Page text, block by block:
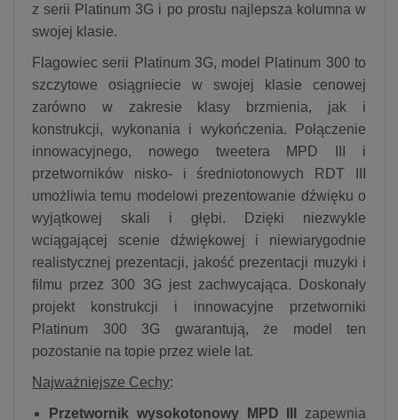
z serii Platinum 3G i po prostu najlepsza kolumna w
swojej klasie.
Flagowiec serii Platinum 3G, model Platinum 300 to
szczytowe osiągniecie w swojej klasie cenowej
zarówno w zakresie klasy brzmienia, jak i
konstrukcji, wykonania i wykończenia. Połączenie
innowacyjnego, nowego tweetera MPD III i
przetworników nisko- i średniotonowych RDT III
umożliwia temu modelowi prezentowanie dźwięku o
wyjątkowej skali i głębi. Dzięki niezwykle
wciągającej scenie dźwiękowej i niewiarygodnie
realistycznej prezentacji, jakość prezentacji muzyki i
filmu przez 300 3G jest zachwycająca. Doskonały
projekt konstrukcji i innowacyjne przetworniki
Platinum 300 3G gwarantują, że model ten
pozostanie na topie przez wiele lat.
Najważniejsze Cechy:
Przetwornik wysokotonowy MPD III
zapewnia